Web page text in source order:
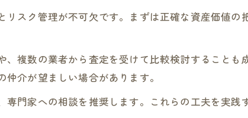
スク管理が不可欠です。まずは正確な資産価値の
複数の業者から査定を受けて比較検討することも
介が望ましい場合があります。
門家への相談を推奨します。これらの工夫を実践